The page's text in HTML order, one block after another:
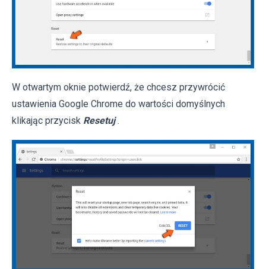
W otwartym oknie potwierdź, że chcesz przywrócić
ustawienia Google Chrome do wartości domyślnych
klikając przycisk Resetuj .